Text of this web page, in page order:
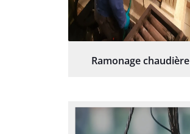
Ramonage chaudière